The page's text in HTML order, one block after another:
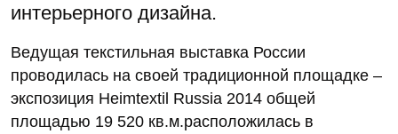
интерьерного дизайна.
Ведущая текстильная выставка России
проводилась на своей традиционной площадке –
экспозиция Heimtextil Russia 2014 общей
площадью 19 520 кв.м.расположилась в